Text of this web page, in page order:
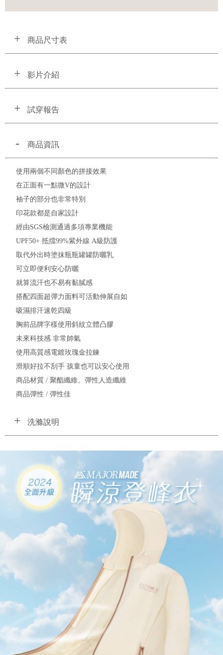
商品尺寸表
影片介紹
試穿報告
商品資訊
使用兩個不同顏色的拼接效果
在正面有一點微V的設計
袖子的部分也非常特別
印花款都是自家設計
經由SGS檢測通過多項專業機能
UPF50+ 抵擋99%紫外線 A級防護
取代外出時塗抹瓶瓶罐罐防曬乳
可立即便利安心防曬
就算流汗也不易有黏膩感
搭配四面超彈力面料可活動伸展自如
吸濕排汗速乾四級
胸前品牌字樣使用斜紋立體凸膠
未來科技感 非常帥氣
使用高質感電鍍玫瑰金拉鍊
滑順好拉不刮手 孩童也可以安心使用
商品材質 / 聚酯纖維、彈性人造纖維
商品彈性 / 彈性佳
洗滌說明